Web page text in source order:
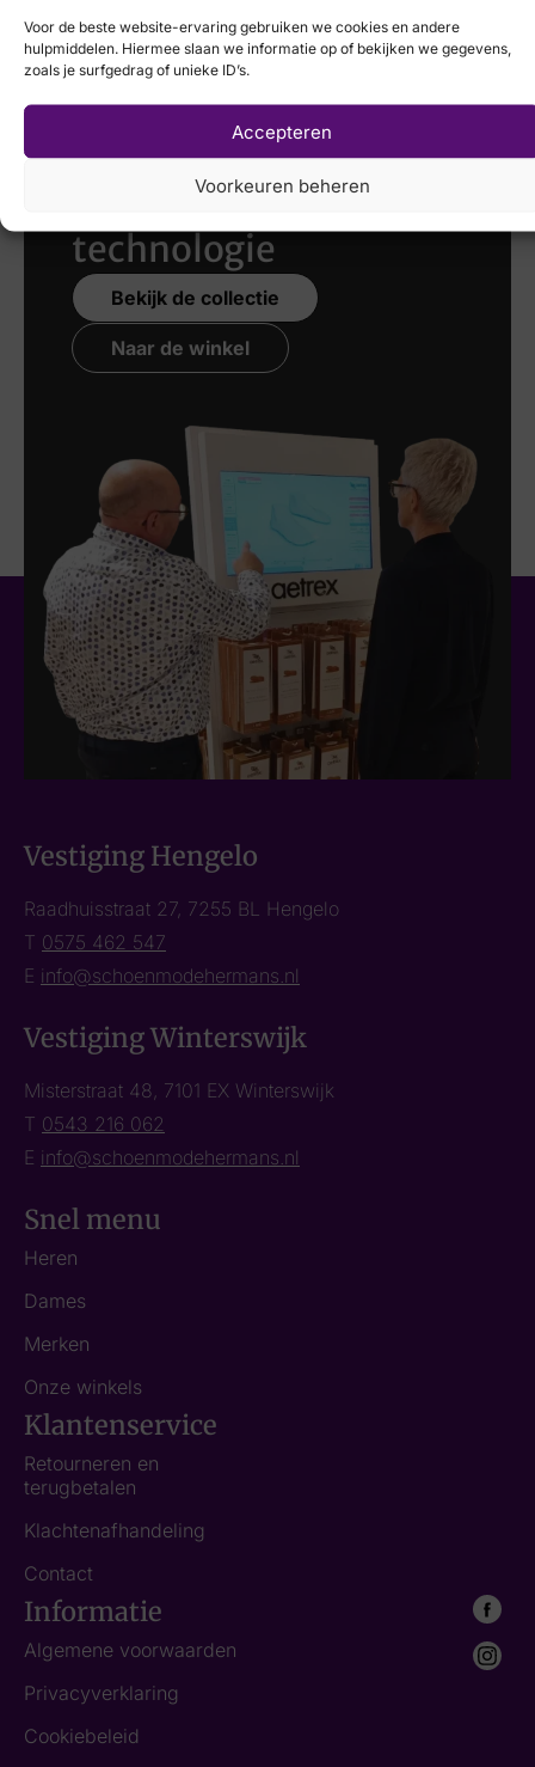
Voor de beste website-ervaring gebruiken we cookies en andere
hulpmiddelen. Hiermee slaan we informatie op of bekijken we gegevens,
zoals je surfgedrag of unieke ID’s.
Accepteren
Voorkeuren beheren
Laat uw voeten
scannenmet de
nieuwste 3D
technologie
Bekijk de collectie
Naar de winkel
Vestiging Hengelo
Raadhuisstraat 27, 7255 BL Hengelo
T 0575 462 547
E info@schoenmodehermans.nl
Vestiging Winterswijk
Misterstraat 48, 7101 EX Winterswijk
T 0543 216 062
E info@schoenmodehermans.nl
Snel menu
Heren
Dames
Merken
Onze winkels
Klantenservice
Retourneren en
terugbetalen
Klachtenafhandeling
Contact
Informatie
Algemene voorwaarden
Privacyverklaring
Cookiebeleid